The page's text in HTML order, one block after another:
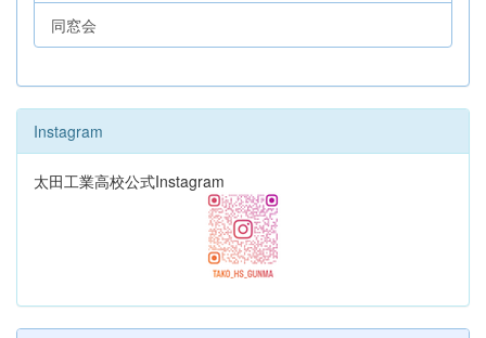
同窓会
Instagram
太田工業高校公式Instagram